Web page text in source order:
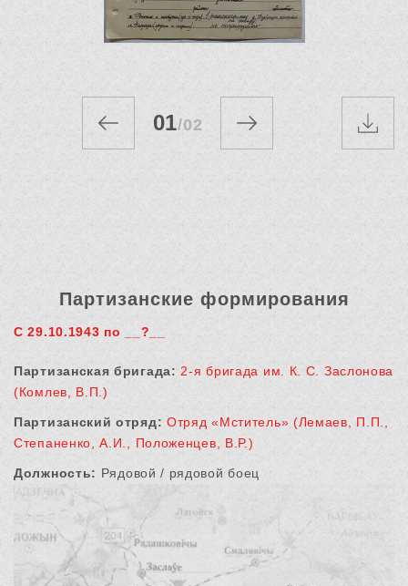
01/02
Партизанские формирования
С 29.10.1943 по __?__
Партизанская бригада: 2-я бригада им. К. С. Заслонова
(Комлев, В.П.)
Партизанский отряд: Отряд «Мститель» (Лемаев, П.П.,
Степаненко, А.И., Положенцев, В.Р.)
Должность: Рядовой / рядовой боец